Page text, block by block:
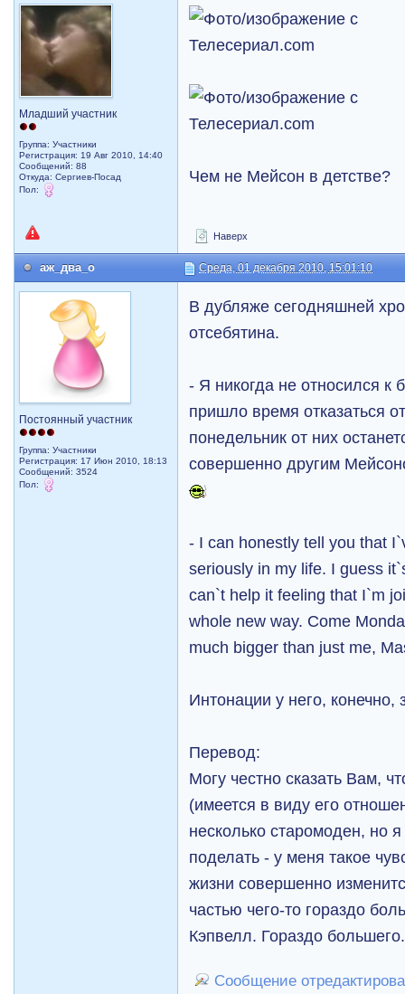
Младший участник
Группа: Участники
Регистрация: 19 Авг 2010, 14:40
Сообщений: 88
Откуда: Сергиев-Посад
Пол:
Чем не Мейсон в детстве?
Наверх
аж_два_о Среда, 01 декабря 2010, 15:01:10
Постоянный участник
Группа: Участники
Регистрация: 17 Июн 2010, 18:13
Сообщений: 3524
Пол:
В дубляже сегодняшней
отсебятина.
- Я никогда не относился к
пришло время отказаться
понедельник от них
совершенно другим
- I can honestly tell you that
seriously in my life. I guess
can`t help it feeling that I`m
whole new way. Come
much bigger than just me,
Интонации у него,
Перевод:
Могу честно сказать Вам,
(имеется в виду его
несколько старомоден, но
поделать - у меня такое
жизни совершенно
частью чего-то гораздо
Кэпвелл. Гораздо большего.
Сообщение